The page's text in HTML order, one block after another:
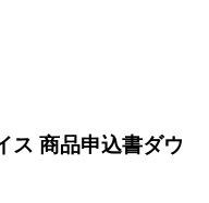
ス 商品申込書ダウ